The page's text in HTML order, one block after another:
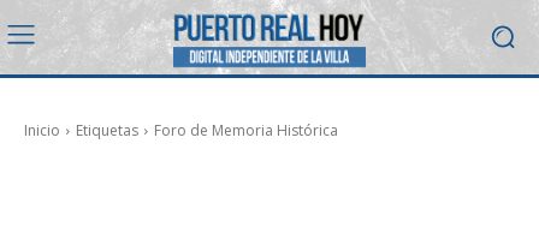
Inicio Etiquetas Foro de Memoria Histórica